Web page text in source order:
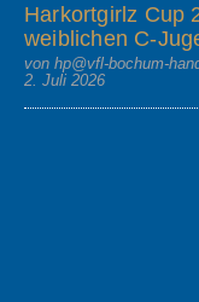
Harkortgirlz Cup
weiblichen C-
von hp@vfl-bochum-
2. Juli 2026